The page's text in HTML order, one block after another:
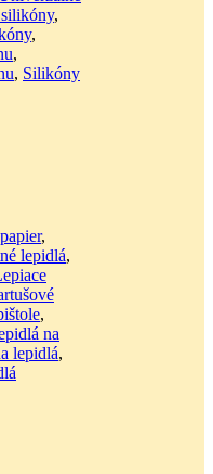
,
,
,
, Silikóny
,
lepidlá,
,
na
lepidlá,